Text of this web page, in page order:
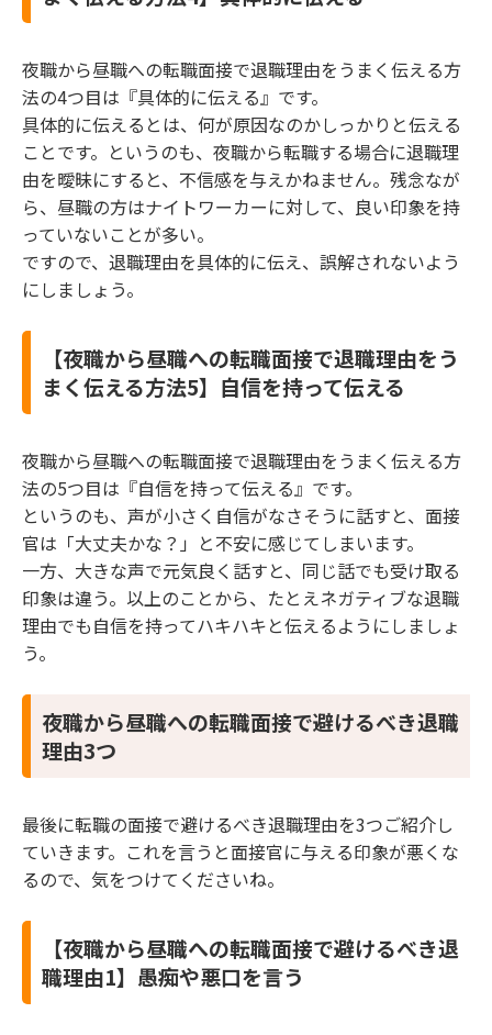
夜職から昼職への転職面接で退職理由をうまく伝える方
法の4つ目は『具体的に伝える』です。
具体的に伝えるとは、何が原因なのかしっかりと伝える
ことです。というのも、夜職から転職する場合に退職理
由を曖昧にすると、不信感を与えかねません。残念なが
ら、昼職の方はナイトワーカーに対して、良い印象を持
っていないことが多い。
ですので、退職理由を具体的に伝え、誤解されないよう
にしましょう。
【夜職から昼職への転職面接で退職理由をう
まく伝える方法5】自信を持って伝える
夜職から昼職への転職面接で退職理由をうまく伝える方
法の5つ目は『自信を持って伝える』です。
というのも、声が小さく自信がなさそうに話すと、面接
官は「大丈夫かな？」と不安に感じてしまいます。
一方、大きな声で元気良く話すと、同じ話でも受け取る
印象は違う。以上のことから、たとえネガティブな退職
理由でも自信を持ってハキハキと伝えるようにしましょ
う。
夜職から昼職への転職面接で避けるべき退職
理由3つ
最後に転職の面接で避けるべき退職理由を3つご紹介し
ていきます。これを言うと面接官に与える印象が悪くな
るので、気をつけてくださいね。
【夜職から昼職への転職面接で避けるべき退
職理由1】愚痴や悪口を言う